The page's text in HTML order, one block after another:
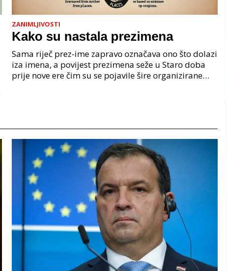
ZANIMLJIVOSTI
Kako su nastala prezimena
Sama riječ prez-ime zapravo označava ono što dolazi
iza imena, a povijest prezimena seže u Staro doba
prije nove ere čim su se pojavile šire organizirane